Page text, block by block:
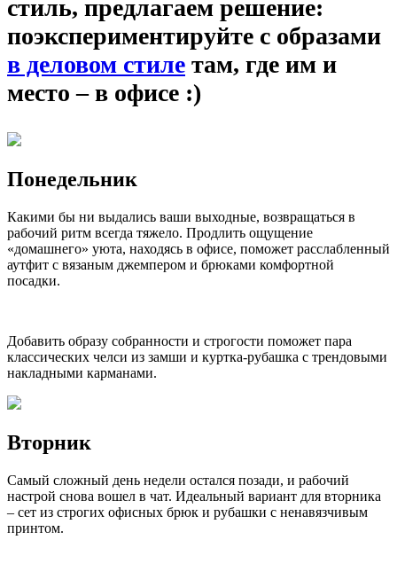
стиль, предлагаем решение:
поэкспериментируйте с образами
в деловом стиле там, где им и
место – в офисе :)
Понедельник
Какими бы ни выдались ваши выходные, возвращаться в
рабочий ритм всегда тяжело. Продлить ощущение
«домашнего» уюта, находясь в офисе, поможет расслабленный
аутфит с вязаным джемпером и брюками комфортной
посадки.
Добавить образу собранности и строгости поможет пара
классических челси из замши и куртка-рубашка с трендовыми
накладными карманами.
Вторник
Самый сложный день недели остался позади, и рабочий
настрой снова вошел в чат. Идеальный вариант для вторника
– сет из строгих офисных брюк и рубашки с ненавязчивым
принтом.